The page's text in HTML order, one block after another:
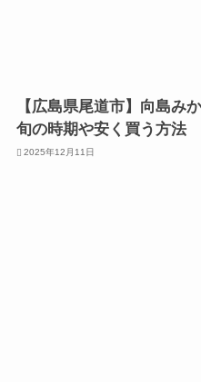
【広島県尾道市】向島み
旬の時期や安く買う方法
2025年12月11日